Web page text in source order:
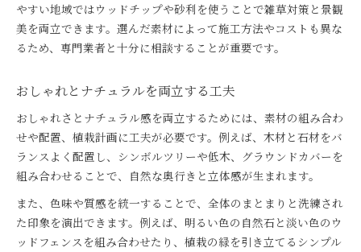
やすい地域ではウッドチップや砂利を使うことで雑草対策と景観
美を両立できます。選んだ素材によって施工方法やコストも異な
るため、専門業者と十分に相談することが重要です。
おしゃれとナチュラルを両立する工夫
おしゃれさとナチュラル感を両立するためには、素材の組み合わ
せや配置、植栽計画に工夫が必要です。例えば、木材と石材をバ
ランスよく配置し、シンボルツリーや低木、グラウンドカバーを
組み合わせることで、自然な奥行きと立体感が生まれます。
また、色味や質感を統一することで、全体のまとまりと洗練され
た印象を演出できます。例えば、明るい色の自然石と淡い色のウ
ッドフェンスを組み合わせたり、植栽の緑を引き立てるシンプル